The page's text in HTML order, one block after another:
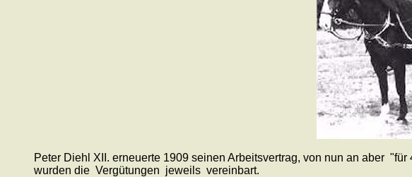
Peter Diehl XII. erneuerte 1909 seinen Arbeitsvertrag, von nun an aber
wurden die Vergütungen jeweils vereinbart.